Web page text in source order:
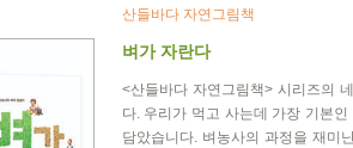
산들바다 자연그림책
벼가 자란다
<산들바다 자연그림책> 시리즈의
다. 우리가 먹고 사는데 가장 기본
담았습니다. 벼농사의 과정을 재미